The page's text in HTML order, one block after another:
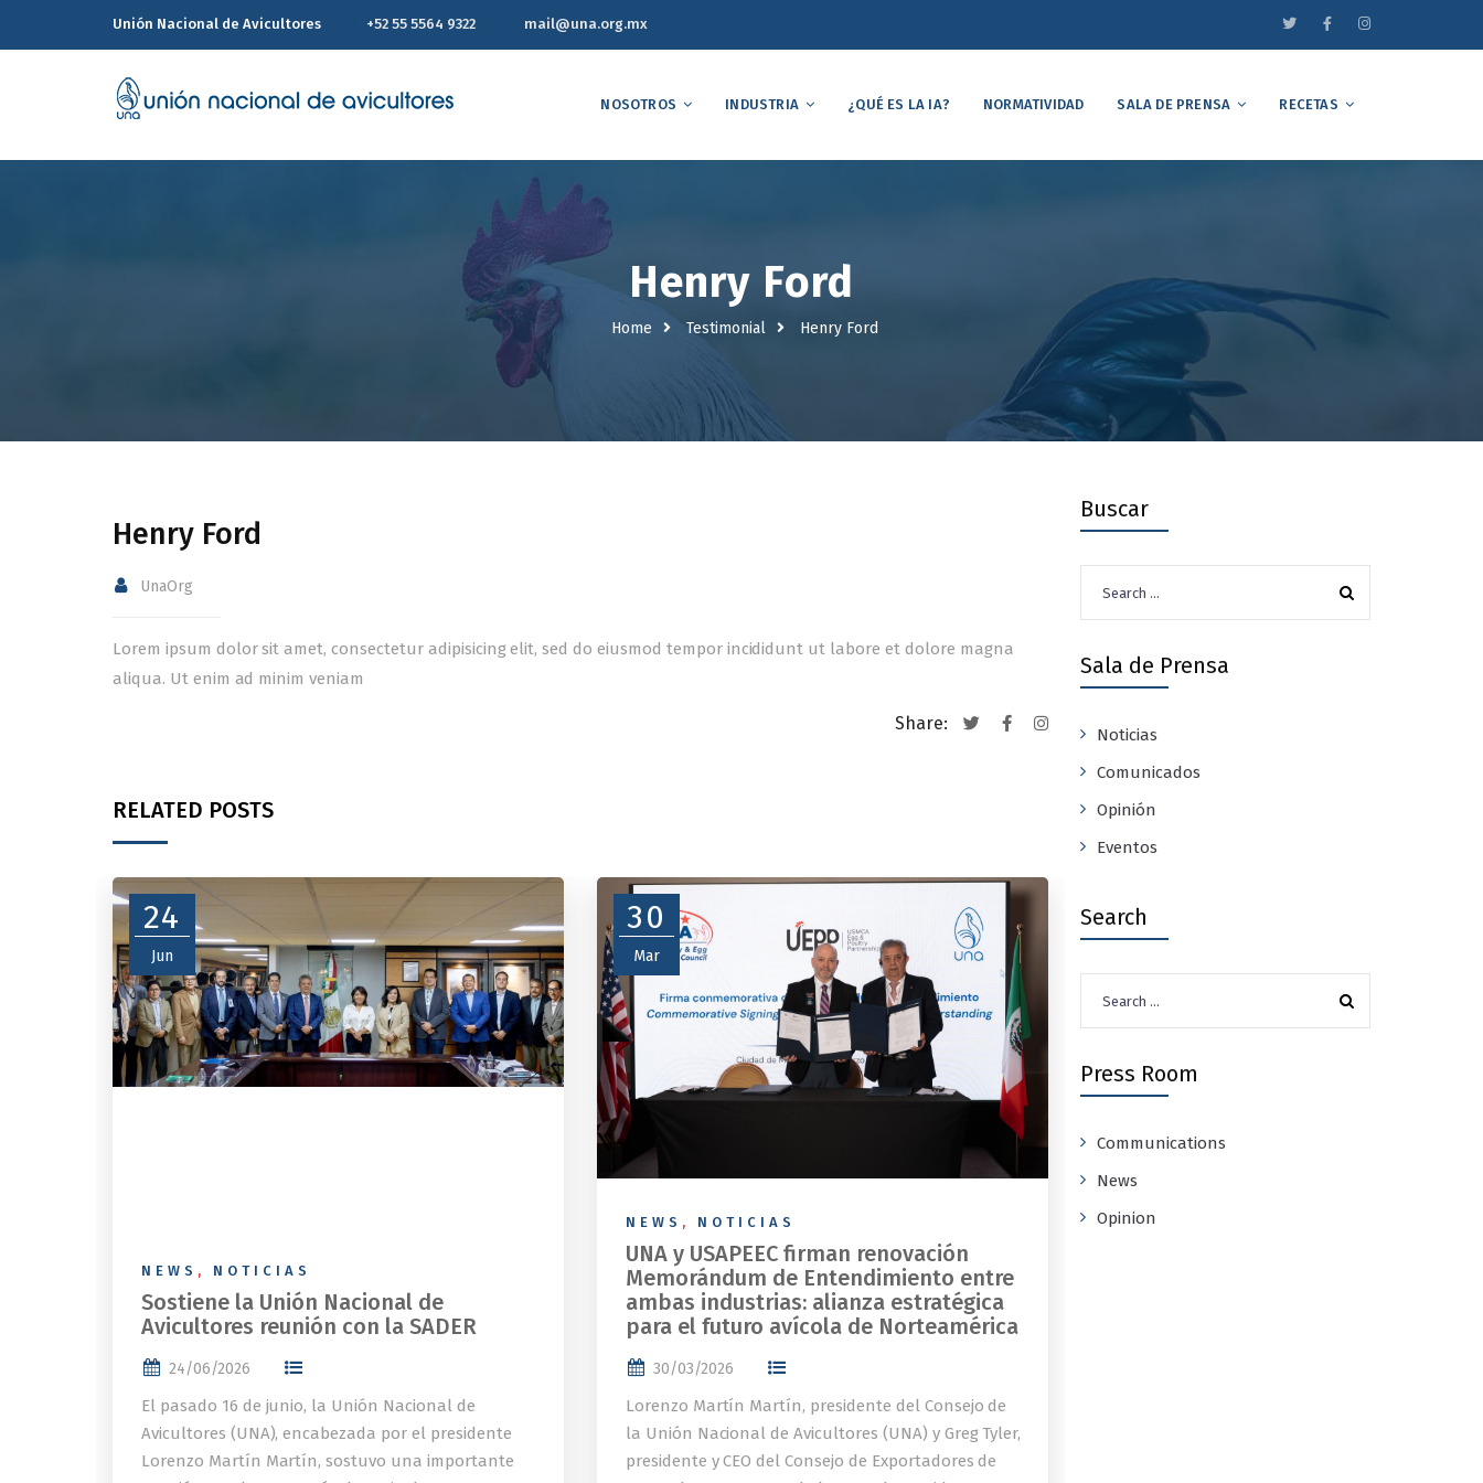
Unión Nacional de Avicultores +52 55 5564 9322 mail@una.org.mx
NOSOTROS INDUSTRIA ¿QUÉ ES LA IA? NORMATIVIDAD SALA DE PRENSA RECETAS
Henry Ford
Home Testimonial Henry Ford
Henry Ford
UnaOrg
Lorem ipsum dolor sit amet, consectetur adipisicing elit, sed do eiusmod tempor incididunt ut labore et dolore magna
aliqua. Ut enim ad minim veniam
Share:
RELATED POSTS
24
Jun
NEWS , NOTICIAS
Sostiene la Unión Nacional de
Avicultores reunión con la SADER
24/06/2026
El pasado 16 de junio, la Unión Nacional de
Avicultores (UNA), encabezada por el presidente
Lorenzo Martín Martín, sostuvo una importante
30
Mar
NEWS , NOTICIAS
UNA y USAPEEC firman renovación
Memorándum de Entendimiento entre
ambas industrias: alianza estratégica
para el futuro avícola de Norteamérica
30/03/2026
Lorenzo Martín Martín, presidente del Consejo de
la Unión Nacional de Avicultores (UNA) y Greg Tyler,
presidente y CEO del Consejo de Exportadores de
Buscar
for:
Sala de Prensa
Noticias
Comunicados
Opinión
Eventos
Search
for:
Press Room
Communications
News
Opinion